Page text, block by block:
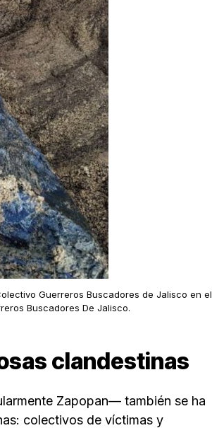
Guerreros Buscadores de Jalisco en el
Buscadores De Jalisco.
clandestinas
Zapopan— también se ha
colectivos de víctimas y